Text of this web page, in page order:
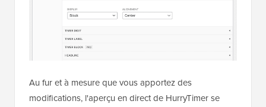
Au fur et à mesure que vous apportez des
modifications, l'aperçu en direct de HurryTimer se